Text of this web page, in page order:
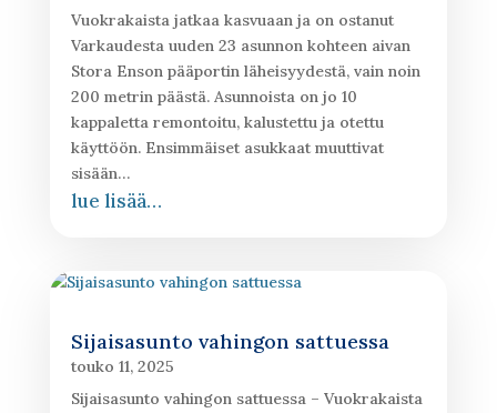
Vuokrakaista jatkaa kasvuaan ja on ostanut
Varkaudesta uuden 23 asunnon kohteen aivan
Stora Enson pääportin läheisyydestä, vain noin
200 metrin päästä. Asunnoista on jo 10
kappaletta remontoitu, kalustettu ja otettu
käyttöön. Ensimmäiset asukkaat muuttivat
sisään…
lue lisää…
Sijaisasunto vahingon sattuessa
touko 11, 2025
Sijaisasunto vahingon sattuessa – Vuokrakaista